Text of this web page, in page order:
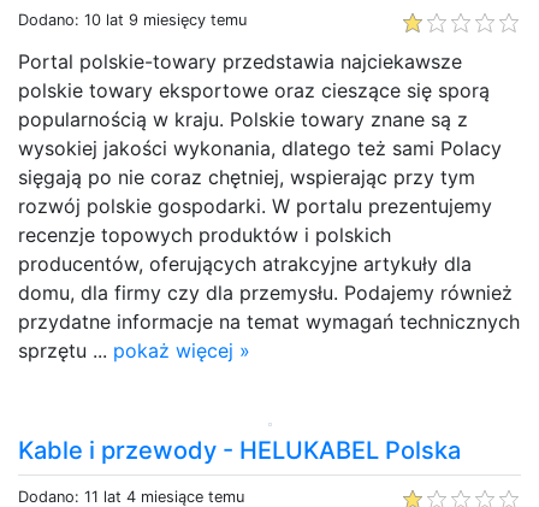
Dodano: 10 lat 9 miesięcy temu
Portal polskie-towary przedstawia najciekawsze
polskie towary eksportowe oraz cieszące się sporą
popularnością w kraju. Polskie towary znane są z
wysokiej jakości wykonania, dlatego też sami Polacy
sięgają po nie coraz chętniej, wspierając przy tym
rozwój polskie gospodarki. W portalu prezentujemy
recenzje topowych produktów i polskich
producentów, oferujących atrakcyjne artykuły dla
domu, dla firmy czy dla przemysłu. Podajemy również
przydatne informacje na temat wymagań technicznych
sprzętu ... pokaż więcej »
Kable i przewody - HELUKABEL Polska
Dodano: 11 lat 4 miesiące temu